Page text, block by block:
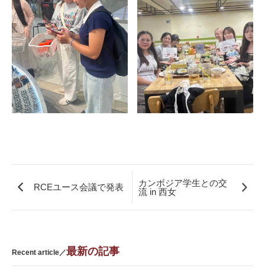
RCEユース会議で発表
カンボジア学生との交
流 in 西女
Recent article／最新の記事